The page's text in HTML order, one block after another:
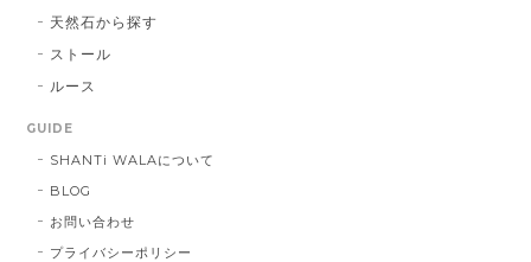
天然石から探す
ストール
ルース
GUIDE
SHANTi WALAについて
BLOG
お問い合わせ
プライバシーポリシー